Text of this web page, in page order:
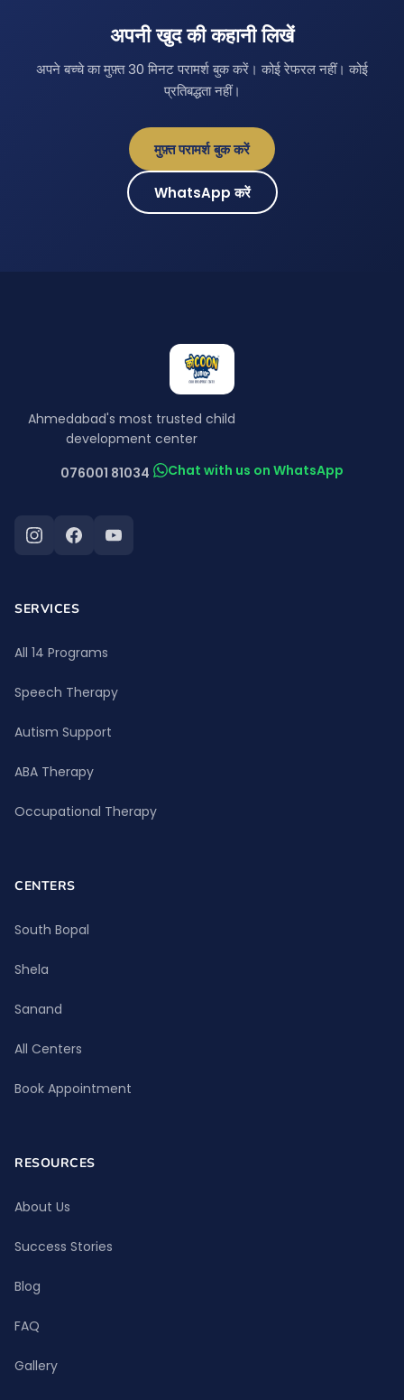
अपनी खुद की कहानी लिखें
अपने बच्चे का मुफ़्त 30 मिनट परामर्श बुक करें। कोई रेफरल नहीं। कोई
प्रतिबद्धता नहीं।
मुफ़्त परामर्श बुक करें
WhatsApp करें
Ahmedabad's most trusted child
development center
076001 81034
Chat with us on WhatsApp
SERVICES
All 14 Programs
Speech Therapy
Autism Support
ABA Therapy
Occupational Therapy
CENTERS
South Bopal
Shela
Sanand
All Centers
Book Appointment
RESOURCES
About Us
Success Stories
Blog
FAQ
Gallery